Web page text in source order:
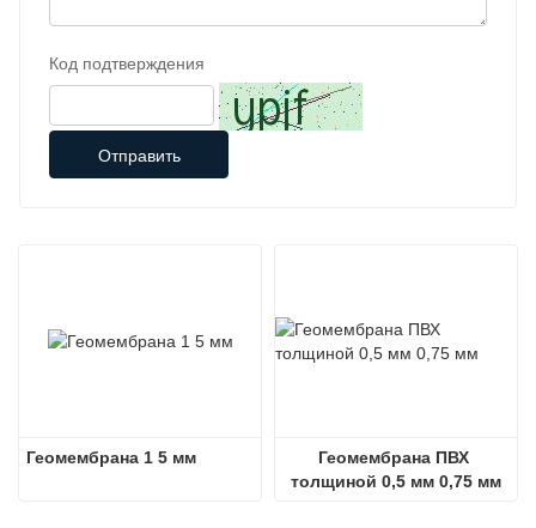
Код подтверждения
Отправить
Геомембрана 1 5 мм
Геомембрана ПВХ
толщиной 0,5 мм 0,75 мм